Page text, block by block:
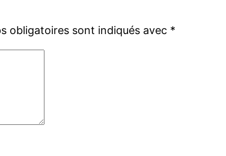
obligatoires sont indiqués avec *